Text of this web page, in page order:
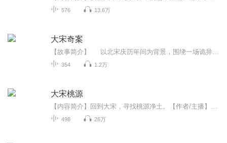
576 13.6万
大宋奇案
354 1.2万
大宋桃源
498 26万